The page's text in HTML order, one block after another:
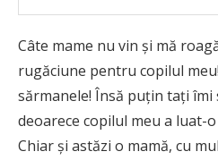
Câte mame nu vin şi mă
rugăciune pentru copilul
sărmanele! Însă puţin taţi îmi
deoarece copilul meu a luat-
Chiar şi astăzi o mamă, cu